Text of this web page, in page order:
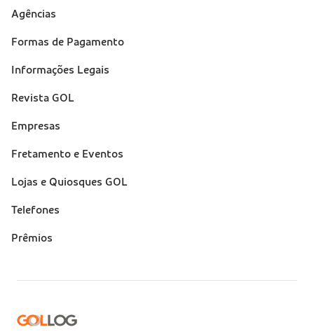
Suporte
Agências
Formas de Pagamento
Informações Legais
Revista GOL
Empresas
Fretamento e Eventos
Lojas e Quiosques GOL
Telefones
Prêmios